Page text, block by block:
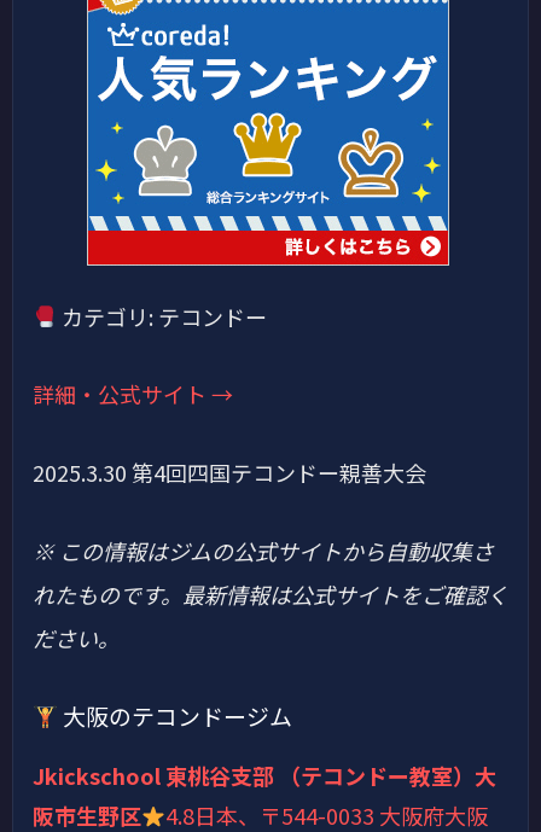
カテゴリ: テコンドー
詳細・公式サイト →
2025.3.30 第4回四国テコンドー親善大会
※ この情報はジムの公式サイトから自動収集さ
れたものです。最新情報は公式サイトをご確認く
ださい。
大阪のテコンドージム
Jkickschool 東桃谷支部 （テコンドー教室）大
阪市生野区
4.8日本、〒544-0033 大阪府大阪